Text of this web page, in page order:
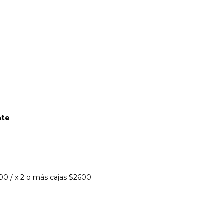
/ x 2 o más cajas $2600